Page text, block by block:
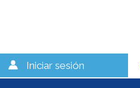
Iniciar sesión